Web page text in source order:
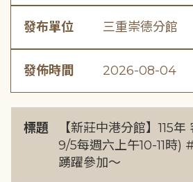
發布單位 三重崇德分館
發佈時間 2026-08-04
標題
【新莊中港分館】115
9/5每週六上午10-11時)
踴躍參加～